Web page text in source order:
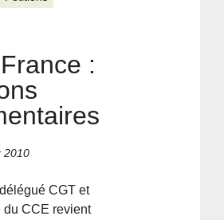
:
2010
CGT et
du CCE revient